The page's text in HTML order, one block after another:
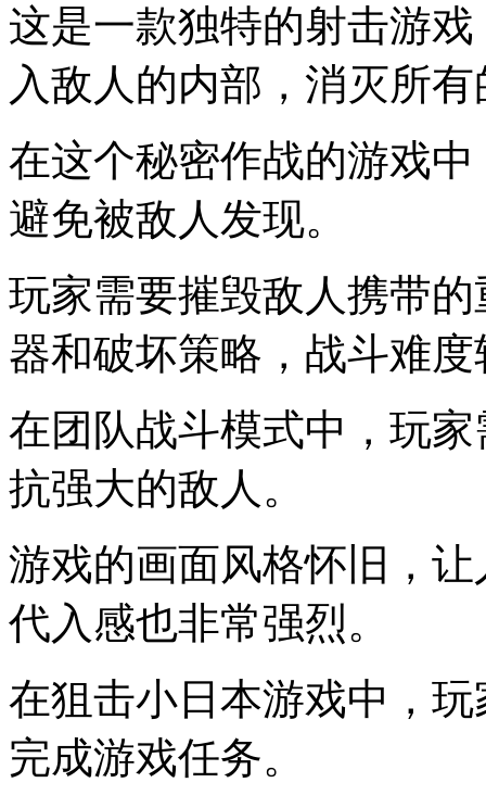
这是一款独特的射击游
入敌人的内部，消灭所
在这个秘密作战的游戏
避免被敌人发现。
玩家需要摧毁敌人携带
器和破坏策略，战斗难度
在团队战斗模式中，玩
抗强大的敌人。
游戏的画面风格怀旧，
代入感也非常强烈。
在狙击小日本游戏中，
完成游戏任务。